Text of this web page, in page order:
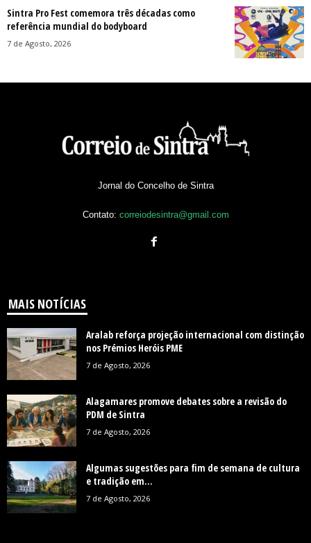
Sintra Pro Fest comemora três décadas como
referência mundial do bodyboard
7 de Agosto, 2026
Jornal do Concelho de Sintra
Contato: correiodesintra@gmail.com
MAIS NOTÍCIAS
Aralab reforça projeção internacional com distinção
nos Prémios Heróis PME
7 de Agosto, 2026
Alagamares promove debates sobre a revisão do
PDM de Sintra
7 de Agosto, 2026
Algumas sugestões para fim de semana de cultura
e tradição em...
7 de Agosto, 2026